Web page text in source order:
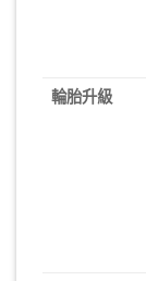
輪胎升級